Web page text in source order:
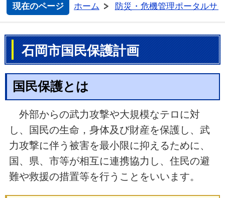
現在のページ
ホーム
防災・危機管理ポータルサ
石岡市国民保護計画
国民保護とは
外部からの武力攻撃や大規模なテロに対
し、国民の生命，身体及び財産を保護し、武
力攻撃に伴う被害を最小限に抑えるために、
国、県、市等が相互に連携協力し、住民の避
難や救援の措置等を行うことをいいます。